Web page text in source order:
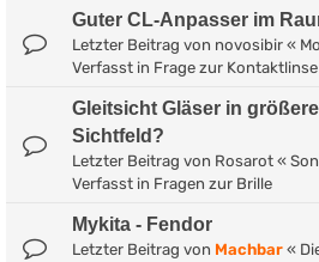
Guter CL-Anpasser im
Letzter Beitrag von novosibir «
Verfasst in Frage zur Kontaktlinse
Gleitsicht Gläser in
Sichtfeld?
Letzter Beitrag von Rosarot «
Verfasst in Fragen zur Brille
Mykita - Fendor
Letzter Beitrag von Machbar «